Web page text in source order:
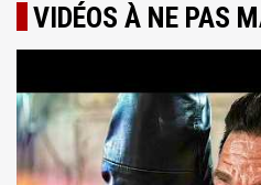
VIDÉOS À NE PAS